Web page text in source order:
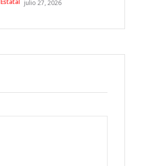
Estatal julio 27, 2026